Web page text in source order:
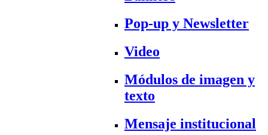
Pop-up y Newsletter
Video
Módulos de imagen y
texto
Mensaje institucional